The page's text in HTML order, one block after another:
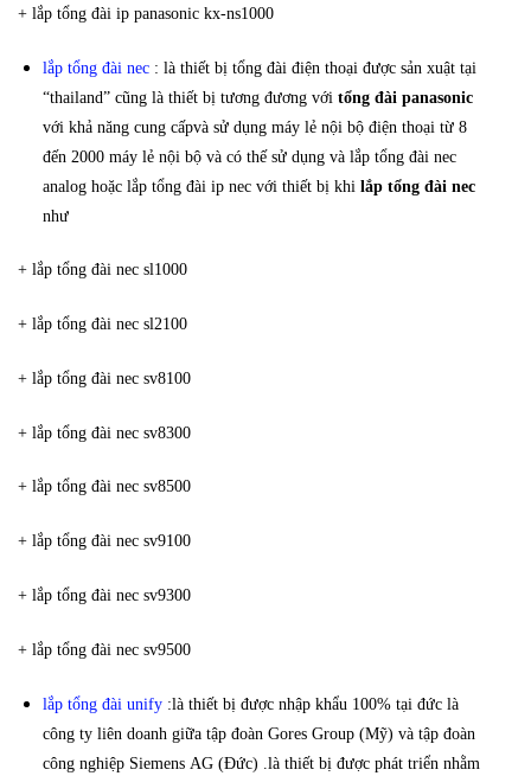
+ lắp tổng đài ip panasonic kx-ns1000
lắp tổng đài nec: là thiết bị tổng đài điện thoại được sản xuật tại
“thailand” cũng là thiết bị tương đương với tổng đài panasonic
với khả năng cung cấpvà sử dụng máy lẻ nội bộ điện thoại từ 8
đến 2000 máy lẻ nội bộ và có thế sử dụng và lắp tổng đài nec
analog hoặc lắp tổng đài ip nec với thiết bị khi lắp tổng đài nec
như
+ lắp tổng đài nec sl1000
+ lắp tổng đài nec sl2100
+ lắp tổng đài nec sv8100
+ lắp tổng đài nec sv8300
+ lắp tổng đài nec sv8500
+ lắp tổng đài nec sv9100
+ lắp tổng đài nec sv9300
+ lắp tổng đài nec sv9500
lắp tổng đài unify:là thiết bị được nhập khẩu 100% tại đức là
công ty liên doanh giữa tập đoàn Gores Group (Mỹ) và tập đoàn
công nghiệp Siemens AG (Đức) .là thiết bị được phát triển nhằm